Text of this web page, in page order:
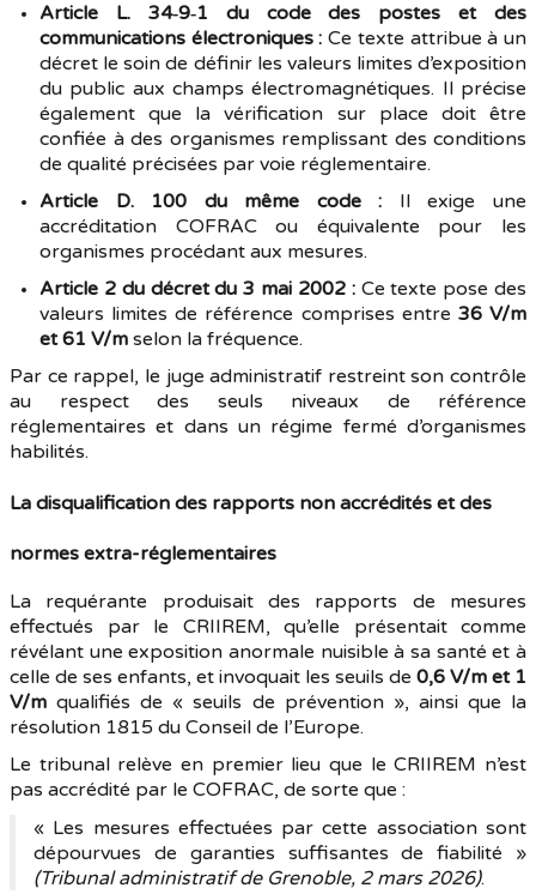
Article L. 34‑9‑1 du code des postes et des
communications électroniques : Ce texte attribue à un
décret le soin de définir les valeurs limites d’exposition
du public aux champs électromagnétiques. Il précise
également que la vérification sur place doit être
confiée à des organismes remplissant des conditions
de qualité précisées par voie réglementaire.
Article D. 100 du même code : Il exige une
accréditation COFRAC ou équivalente pour les
organismes procédant aux mesures.
Article 2 du décret du 3 mai 2002 :Ce texte pose des
valeurs limites de référence comprises entre 36 V/m
et 61 V/m selon la fréquence.
Par ce rappel, le juge administratif restreint son contrôle
au respect des seuls niveaux de référence
réglementaires et dans un régime fermé d’organismes
habilités.
La disqualification des rapports non accrédités et des
normes extra-réglementaires
La requérante produisait des rapports de mesures
effectués par le CRIIREM, qu’elle présentait comme
révélant une exposition anormale nuisible à sa santé et à
celle de ses enfants, et invoquait les seuils de 0,6 V/m et 1
V/m qualifiés de « seuils de prévention », ainsi que la
résolution 1815 du Conseil de l’Europe.
Le tribunal relève en premier lieu que le CRIIREM n’est
pas accrédité par le COFRAC, de sorte que :
« Les mesures effectuées par cette association sont
dépourvues de garanties suffisantes de fiabilité »
(Tribunal administratif de Grenoble, 2 mars 2026).